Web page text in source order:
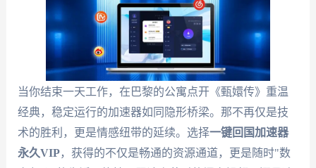
当你结束一天工作，在巴黎的公寓点开《甄嬛传》重温
经典，稳定运行的加速器如同隐形桥梁。那不再仅是技
术的胜利，更是情感纽带的延续。选择一键回国加速器
永久VIP，获得的不仅是畅通的资源通道，更是随时"数